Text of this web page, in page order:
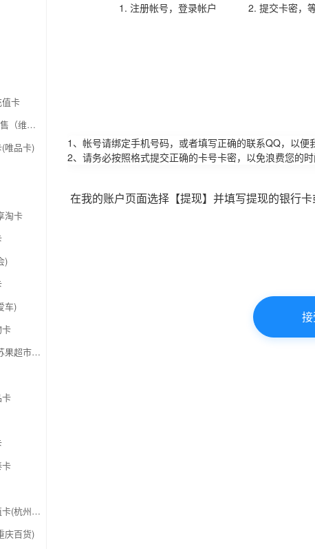
卡
32一卡通兑换账号内Q币寄售（维护中）
唯品卡)
淘卡
)
车)
32一卡通兑换华润苏果卡(苏果超市卡)（维护 请暂停提交）
32一卡通兑换世纪联华充值卡(杭州联华)
庆百货)
1. 注册帐号，登录帐户 2. 提交卡密，
1、帐号请绑定手机号码，或者填写正确的联系QQ，以便
2、请务必按照格式提交正确的卡号卡密，以免浪费您的时
在我的账户页面选择【提现】并填写提现的银行